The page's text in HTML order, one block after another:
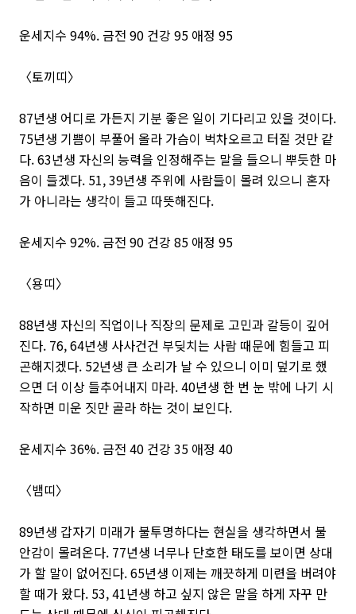
운세지수 94%. 금전 90 건강 95 애정 95
〈토끼띠〉
87년생 어디로 가든지 기분 좋은 일이 기다리고 있을 것이다.
75년생 기쁨이 부풀어 올라 가슴이 벅차오르고 터질 것만 같
다. 63년생 자신의 능력을 인정해주는 말을 들으니 뿌듯한 마
음이 들겠다. 51, 39년생 주위에 사람들이 몰려 있으니 혼자
가 아니라는 생각이 들고 따뜻해진다.
운세지수 92%. 금전 90 건강 85 애정 95
〈용띠〉
88년생 자신의 직업이나 직장의 문제로 고민과 갈등이 깊어
진다. 76, 64년생 사사건건 부딪치는 사람 때문에 힘들고 피
곤해지겠다. 52년생 큰 소리가 날 수 있으니 이미 덮기로 했
으면 더 이상 들추어내지 마라. 40년생 한 번 눈 밖에 나기 시
작하면 미운 짓만 골라 하는 것이 보인다.
운세지수 36%. 금전 40 건강 35 애정 40
〈뱀띠〉
89년생 갑자기 미래가 불투명하다는 현실을 생각하면서 불
안감이 몰려온다. 77년생 너무나 단호한 태도를 보이면 상대
가 할 말이 없어진다. 65년생 이제는 깨끗하게 미련을 버려야
할 때가 왔다. 53, 41년생 하고 싶지 않은 말을 하게 자꾸 만